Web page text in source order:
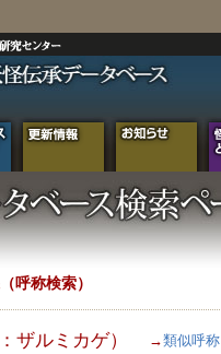
呼称検索）
ザルミカゲ） →類似呼称